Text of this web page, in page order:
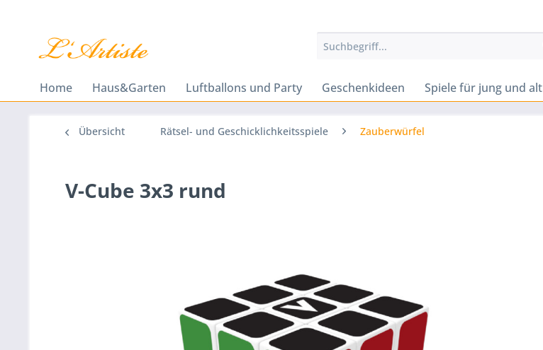
Home Haus&Garten Luftballons und Party Geschenkideen Spiele für jung und alt
Übersicht Rätsel- und Geschicklichkeitsspiele Zauberwürfel
V-Cube 3x3 rund